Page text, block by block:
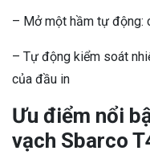
– Mở một hầm tự động:
– Tự động kiểm soát
của đầu in
Ưu điểm nổi
vạch Sbarco